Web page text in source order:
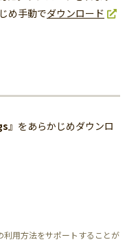
め手動でダウンロード
』をあらかじめダウンロ
用方法をサポートすることが